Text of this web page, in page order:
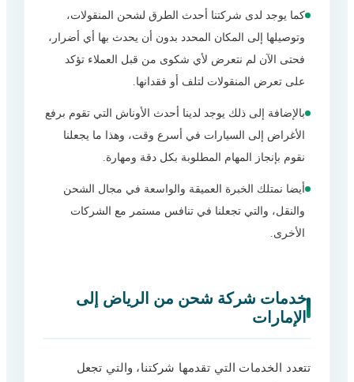
7 خدمة عملاء ممتازة
التسعير التنافسي لشحن البضائع
ارخص شركات الشحن من الرياض
شحن بضائع من الرياض إلى الإمارات
11
أدوات تغليف شركة نقل عفش من الرياض
أكياس فقاعات
شرائط لاصقة
16 شحن بري من الرياض إلى الإمارات
17
الإمارات
كما يوجد لدى شركتنا أحدث الطرق لشحن المنقولات،
وتوصيلها إلى المكان المحدد بدون أن يحدث بها أي أضرار،
فحتى الآن لم نتعرض لأي شكوى من قبل العملاء تؤكد
على تعرض المنقولات لتلف أو فقدانها.
بالإضافة إلى ذلك يوجد لدينا أحدث الأوناش التي تقوم برفع
الأغراض إلى السيارات في أسرع وقت، وهذا ما يجعلنا
نقوم بإنجاز المهام المطلوبة بكل دقة ومهارة.
أيضا نمتلك الخبرة العميقة والواسعة في مجال الشحن
والنقل، والتي تجعلنا في تنافس مستمر مع الشركات
الأخرى.
خدمات شركة شحن من الرياض إلى
الإمارات
تتعدد الخدمات التي تقدمها شركتنا، والتي تجعل